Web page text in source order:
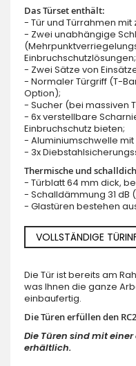
Das Türset enthält:
- Tür und Türrahmen mit
- Zwei unabhängige
Einbruchschutzlösungen;
- Zwei Sätze von
- Normaler Türgriff (T-
Option);
- Sucher (bei massiven
- 6x verstellbare
Einbruchschutz bieten;
- Aluminiumschwelle mit
- 3x
Thermische und
- Türblatt 64 mm dick,
- Schalldämmung 31 dB
- Glastüren bestehen
VOLLSTÄNDIGE
Die Tür ist bereits am
was Ihnen die ganze
einbaufertig.
Die Türen erfüllen den
Die Türen sind mit
erhältlich.